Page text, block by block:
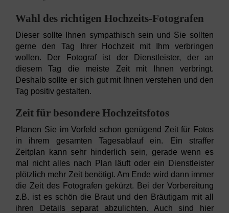
Wahl des richtigen Hochzeits-Fotografen
Dieser sollte Ihnen sympathisch sein und Sie sollten
gerne den Tag Ihrer Hochzeit mit Ihm verbringen
wollen. Der Fotograf ist der Dienstleister, der an
diesem Tag die meiste Zeit mit Ihnen verbringt.
Deshalb sollte er sich gut mit Ihnen verstehen und den
Tag positiv gestalten.
Zeit für besondere Hochzeitsfotos
Planen Sie im Vorfeld schon genügend Zeit für Fotos
in ihrem gesamten Tagesablauf ein. Ein straffer
Zeitplan kann sehr hinderlich sein, gerade wenn es
mal nicht alles nach Plan läuft oder ein Dienstleister
plötzlich mehr Zeit benötigt. Am Ende wird dann immer
die Zeit des Fotografen gekürzt. Bei der Vorbereitung
z.B. ist es schön die Braut und den Bräutigam mit all
ihren Details separat abzulichten. Auch sind hier